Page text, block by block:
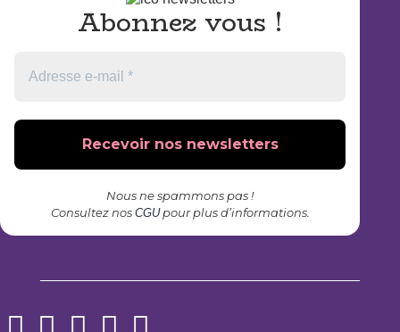
Abonnez vous !
Nous ne spammons pas !
Consultez nos CGUpour plus d’informations.